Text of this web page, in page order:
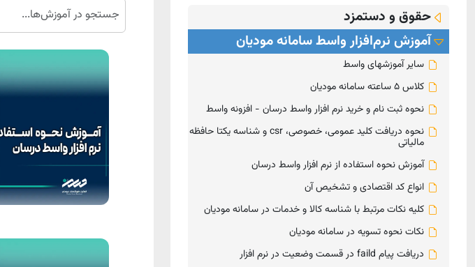
حقوق و دستمزد
آموزش نرم‌افزار واسط سامانه مودیان
سایر آموزشهای واسط
کلاس 5 ساعته سامانه مودیان
نحوه ثبت نام و خرید نرم افزار واسط درسان - افزونه واسط
نحوه دریافت کلید عمومی، خصوصی، csr و شناسه یکتا حافظه
مالیاتی
آموزش نحوه استفاده از نرم افزار واسط درسان
انواع کد اقتصادی و تشخیص آن
کلیه نکات مرتبط با شناسه کالا و خدمات در سامانه مودیان
نکات نحوه تسویه در سامانه مودیان
دریافت پیام faild در قسمت وضعیت در نرم افزار